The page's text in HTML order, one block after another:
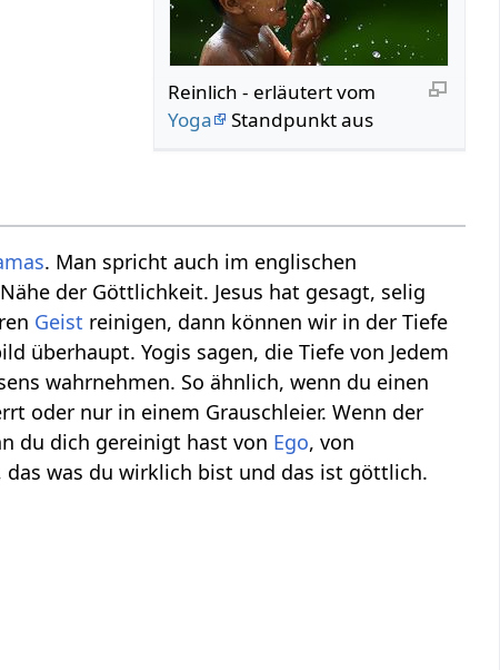
Reinlich‏‎ - erläutert vom
Yoga
Standpunkt aus
. Man spricht auch im englischen
der Göttlichkeit. Jesus hat gesagt, selig
Geist reinigen, dann können wir in der Tiefe
überhaupt. Yogis sagen, die Tiefe von Jedem
wahrnehmen. So ähnlich, wenn du einen
oder nur in einem Grauschleier. Wenn der
du dich gereinigt hast von Ego, von
das was du wirklich bist und das ist göttlich.